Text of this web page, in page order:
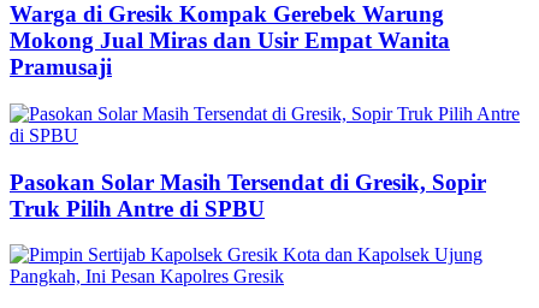
Warga di Gresik Kompak Gerebek Warung
Mokong Jual Miras dan Usir Empat Wanita
Pramusaji
Pasokan Solar Masih Tersendat di Gresik, Sopir
Truk Pilih Antre di SPBU